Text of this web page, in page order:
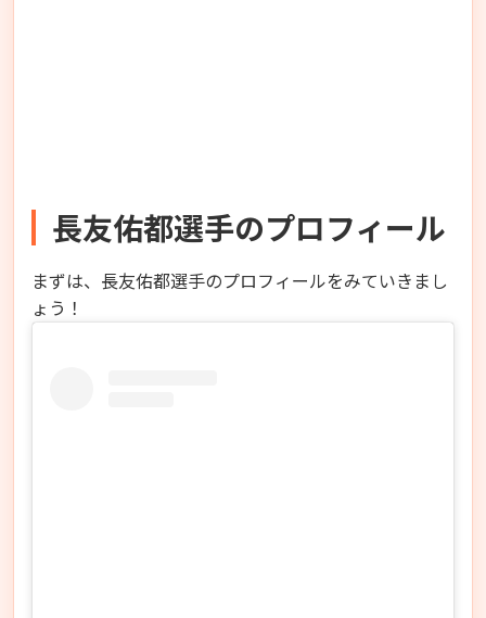
長友佑都選手のプロフィール
まずは、長友佑都選手のプロフィールをみていきまし
ょう！